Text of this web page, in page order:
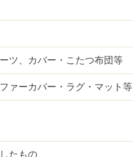
ツ、カバー・こたつ布団等
ァーカバー・ラグ・マット等
たもの